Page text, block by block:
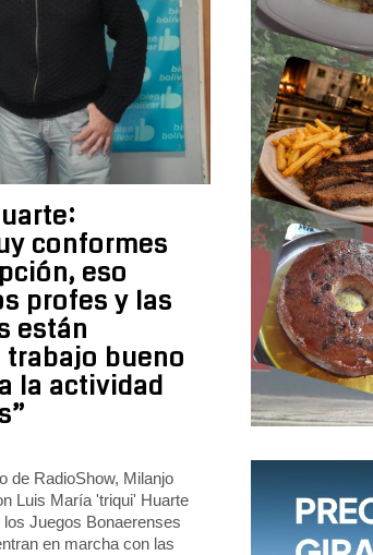
conformes
eso
profes y las
están
bueno
la actividad
de RadioShow, Milanjo
Luis María 'triqui' Huarte
Juegos Bonaerenses
en marcha con las